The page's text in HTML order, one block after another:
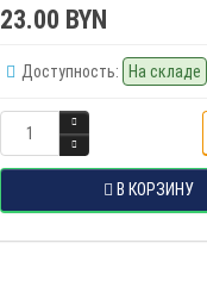
23.00 BYN
Доступность: На складе
В КОРЗИНУ